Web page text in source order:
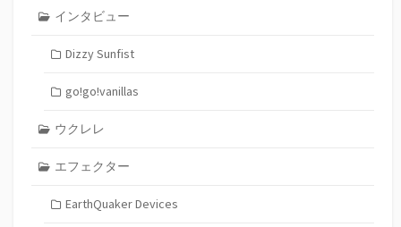
インタビュー
Dizzy Sunfist
go!go!vanillas
ウクレレ
エフェクター
EarthQuaker Devices